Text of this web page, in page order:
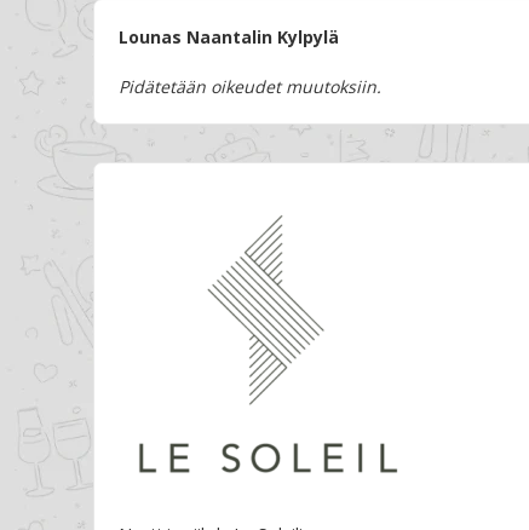
Lounas Naantalin Kylpylä
Pidätetään oikeudet muutoksiin.